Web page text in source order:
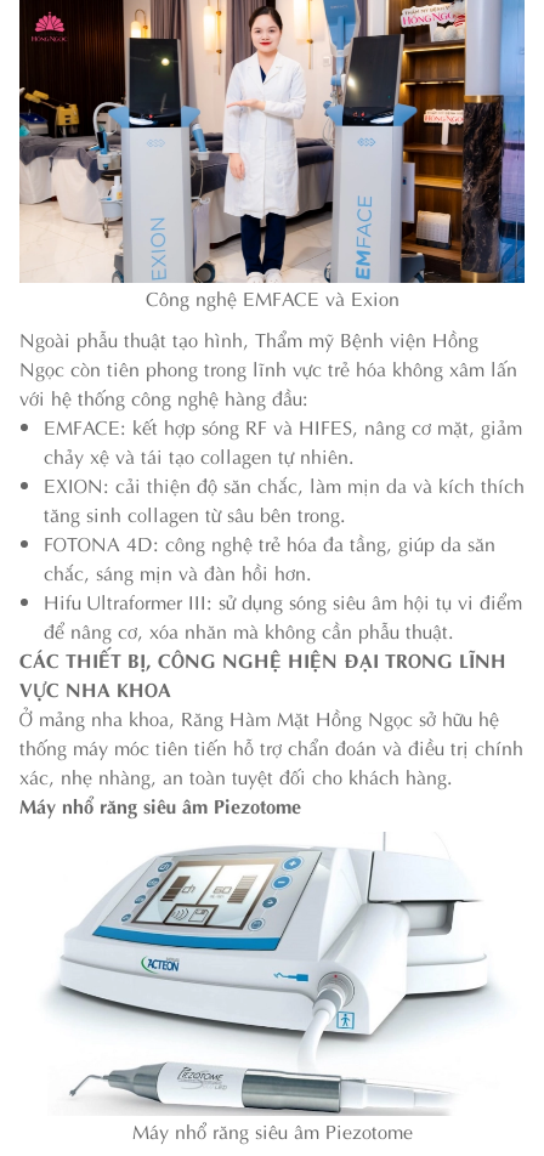
Công nghệ EMFACE và Exion
Ngoài phẫu thuật tạo hình, Thẩm mỹ Bệnh viện Hồng
Ngọc còn tiên phong trong lĩnh vực trẻ hóa không xâm lấn
với hệ thống công nghệ hàng đầu:
EMFACE: kết hợp sóng RF và HIFES, nâng cơ mặt, giảm
chảy xệ và tái tạo collagen tự nhiên.
EXION: cải thiện độ săn chắc, làm mịn da và kích thích
tăng sinh collagen từ sâu bên trong.
FOTONA 4D: công nghệ trẻ hóa đa tầng, giúp da săn
chắc, sáng mịn và đàn hồi hơn.
Hifu Ultraformer III: sử dụng sóng siêu âm hội tụ vi điểm
để nâng cơ, xóa nhăn mà không cần phẫu thuật.
CÁC THIẾT BỊ, CÔNG NGHỆ HIỆN ĐẠI TRONG LĨNH
VỰC NHA KHOA
Ở mảng nha khoa, Răng Hàm Mặt Hồng Ngọc sở hữu hệ
thống máy móc tiên tiến hỗ trợ chẩn đoán và điều trị chính
xác, nhẹ nhàng, an toàn tuyệt đối cho khách hàng.
Máy nhổ răng siêu âm Piezotome
Máy nhổ răng siêu âm Piezotome